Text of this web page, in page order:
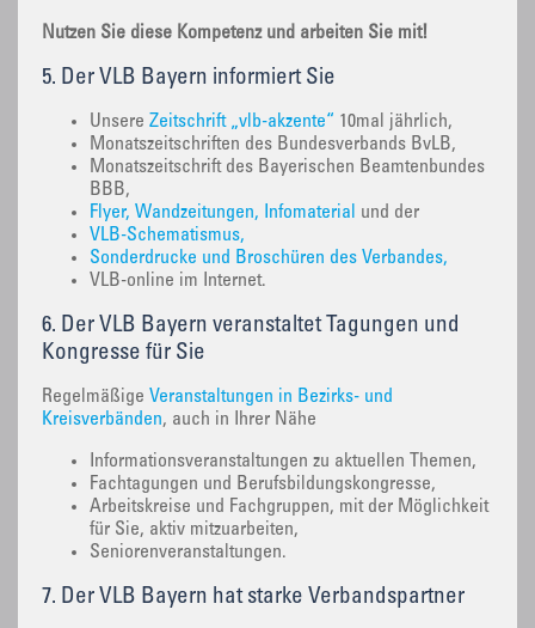
Nutzen Sie diese Kompetenz und arbeiten Sie mit!
5. Der VLB Bayern informiert Sie
Unsere Zeitschrift „vlb-akzente“ 10mal jährlich,
Monatszeitschriften des Bundesverbands BvLB,
Monatszeitschrift des Bayerischen Beamtenbundes
BBB,
Flyer, Wandzeitungen, Infomaterial und der
VLB-Schematismus,
Sonderdrucke und Broschüren des Verbandes,
VLB-online im Internet.
6. Der VLB Bayern veranstaltet Tagungen und
Kongresse für Sie
Regelmäßige Veranstaltungen in Bezirks- und
Kreisverbänden, auch in Ihrer Nähe
Informationsveranstaltungen zu aktuellen Themen,
Fachtagungen und Berufsbildungskongresse,
Arbeitskreise und Fachgruppen, mit der Möglichkeit
für Sie, aktiv mitzuarbeiten,
Seniorenveranstaltungen.
7. Der VLB Bayern hat starke Verbandspartner